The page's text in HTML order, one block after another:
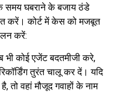
समय घबराने के बजाय ठंडे
करें। कोर्ट में केस को मजबूत
करें:
भी कोई एजेंट बदतमीजी करे,
तुरंत चालू कर दें। यदि
तो वहां मौजूद गवाहों के नाम